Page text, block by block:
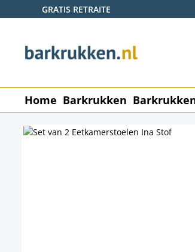
de hoofdinhoud
Ga naar de zoekopdracht
Ga naar de hoofdnavigatie
GRATIS RETRAITE
Home Barkrukken